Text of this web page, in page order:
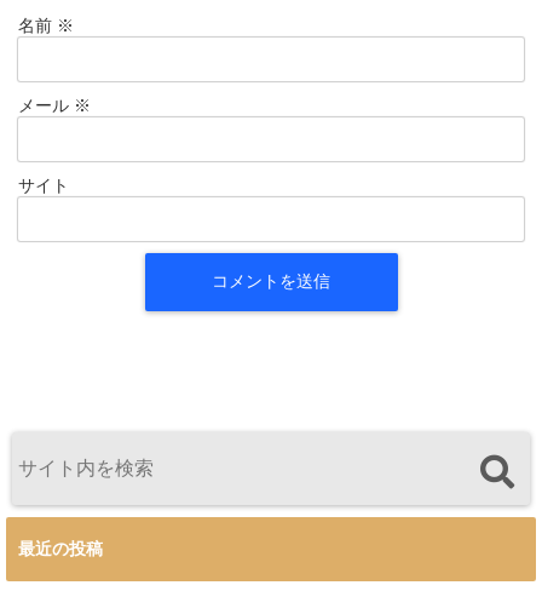
名前 ※
メール ※
サイト
最近の投稿